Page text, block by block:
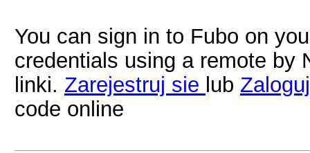
You can sign in to Fubo on
credentials using a remote by
linki. Zarejestruj sie lub Zaloguj
code online